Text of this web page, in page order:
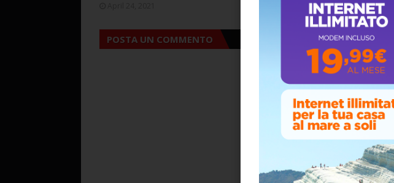
February 02, 2020
POSTA UN COMMENTO